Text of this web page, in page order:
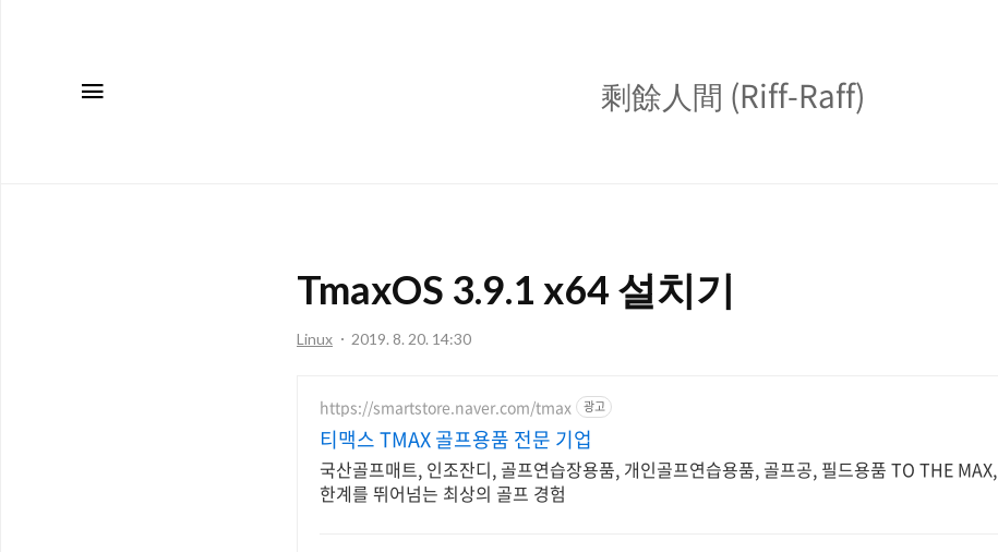
餘
剩餘人間 (Riff-Raff)
TmaxOS 3.9.1 x64 설치기
Linux 2019. 8. 20. 14:30
https://smartstore.naver.com/tmax 광고
티맥스 TMAX 골프용품 전문 기업
국산골프매트, 인조잔디, 골프연습장용품, 개인골프연습용품, 골프공, 필드용품 TO THE MAX,
한계를 뛰어넘는 최상의 골프 경험